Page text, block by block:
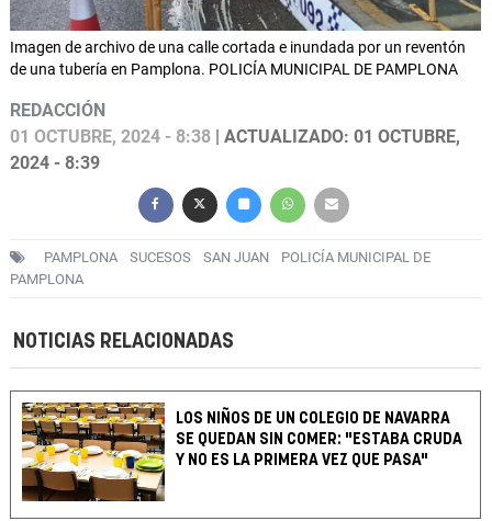
Imagen de archivo de una calle cortada e inundada por un reventón
de una tubería en Pamplona. POLICÍA MUNICIPAL DE PAMPLONA
REDACCIÓN
01 OCTUBRE, 2024 - 8:38 | ACTUALIZADO: 01 OCTUBRE,
2024 - 8:39
PAMPLONA SUCESOS SAN JUAN
POLICÍA MUNICIPAL DE
PAMPLONA
NOTICIAS RELACIONADAS
LOS NIÑOS DE UN COLEGIO DE NAVARRA
SE QUEDAN SIN COMER: "ESTABA CRUDA
Y NO ES LA PRIMERA VEZ QUE PASA"